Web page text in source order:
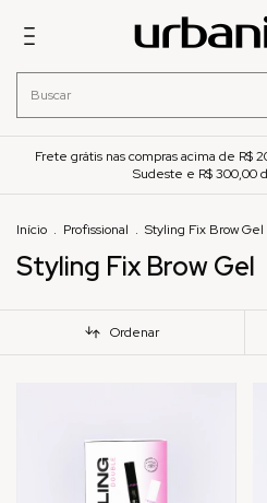
Frete grátis nas compras acima de R$
Sudeste e R$ 300,00
Início . Profissional . Styling Fix Brow Gel
Styling Fix Brow Gel
Ordenar